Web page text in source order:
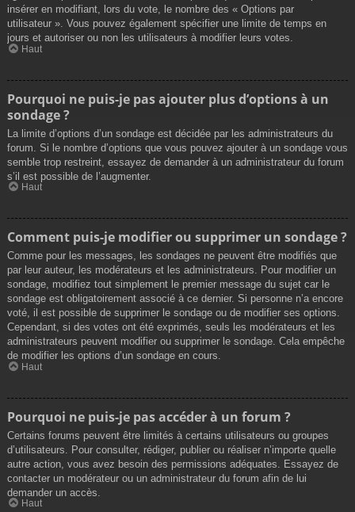
insérer en modifiant, lors du vote, le nombre des « Options par
utilisateur ». Vous pouvez également spécifier une limite de temps en
jours et autoriser ou non les utilisateurs à modifier leurs votes.
Haut
Pourquoi ne puis-je pas ajouter plus d’options à un
sondage ?
La limite d’options d’un sondage est décidée par les administrateurs du
forum. Si le nombre d’options que vous pouvez ajouter à un sondage vous
semble trop restreint, essayez de demander à un administrateur du forum
s’il est possible de l’augmenter.
Haut
Comment puis-je modifier ou supprimer un sondage ?
Comme pour les messages, les sondages ne peuvent être modifiés que
par leur auteur, les modérateurs et les administrateurs. Pour modifier un
sondage, modifiez tout simplement le premier message du sujet car le
sondage est obligatoirement associé à ce dernier. Si personne n’a encore
voté, il est possible de supprimer le sondage ou de modifier ses options.
Cependant, si des votes ont été exprimés, seuls les modérateurs et les
administrateurs peuvent modifier ou supprimer le sondage. Cela empêche
de modifier les options d’un sondage en cours.
Haut
Pourquoi ne puis-je pas accéder à un forum ?
Certains forums peuvent être limités à certains utilisateurs ou groupes
d’utilisateurs. Pour consulter, rédiger, publier ou réaliser n’importe quelle
autre action, vous avez besoin des permissions adéquates. Essayez de
contacter un modérateur ou un administrateur du forum afin de lui
demander un accès.
Haut